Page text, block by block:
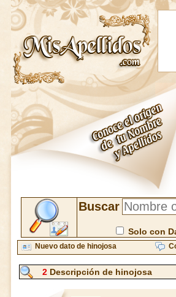
Buscar
Solo con
Nuevo dato de hinojosa
2 Descripción de hinojosa